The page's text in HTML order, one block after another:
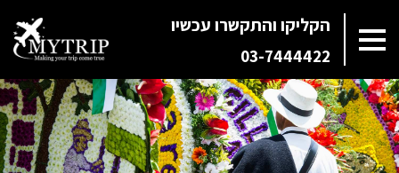
הקליקו והתקשרו עכשיו
03-7444422